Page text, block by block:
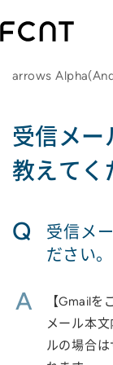
arrows
受信メー
教えてく
Q
受信メ
ださい。
A
【Gmailを
メール本
ルの場合